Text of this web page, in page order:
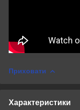
Приховати
Характеристики